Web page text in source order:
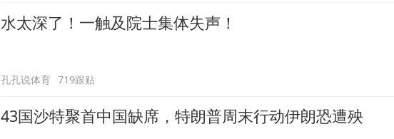
水太深了！一触及院士集体失声！
孔孔说体育 719跟贴
43国沙特聚首中国缺席，特朗普周末行动伊朗恐遭殃